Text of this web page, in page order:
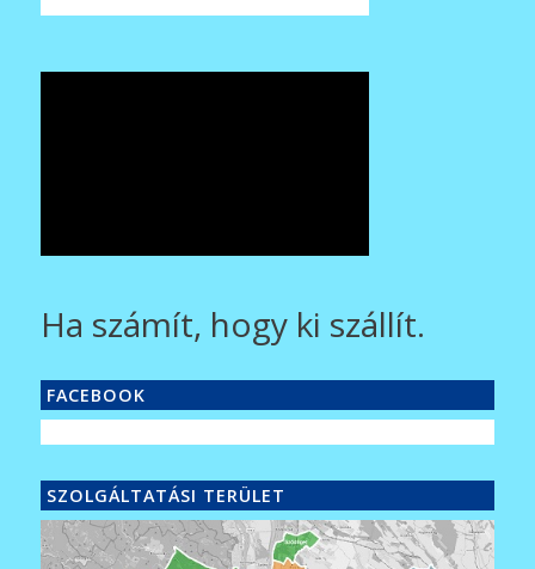
Ha számít, hogy ki szállít.
FACEBOOK
SZOLGÁLTATÁSI TERÜLET